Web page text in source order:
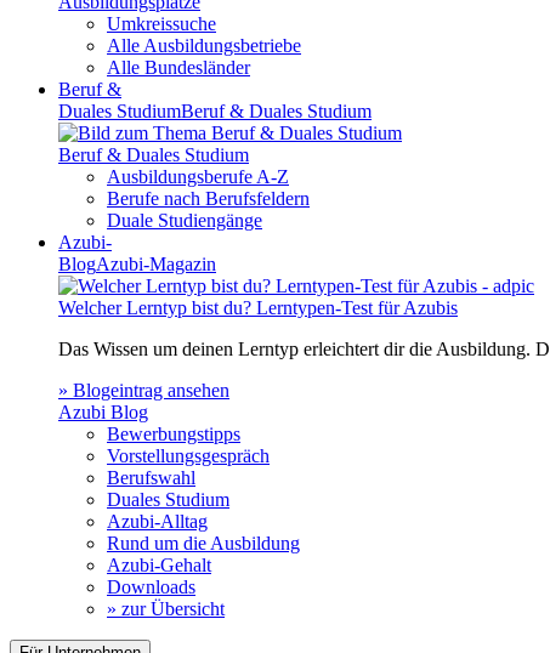
Umkreissuche
Alle Ausbildungsbetriebe
Alle Bundesländer
Beruf &
Duales StudiumBeruf & Duales Studium
Beruf & Duales Studium
Ausbildungsberufe A-Z
Berufe nach Berufsfeldern
Duale Studiengänge
Azubi-
BlogAzubi-Magazin
Welcher Lerntyp bist du? Lerntypen-Test für Azubis
Das Wissen um deinen Lerntyp erleichtert dir die Ausbildung.
» Blogeintrag ansehen
Azubi Blog
Bewerbungstipps
Vorstellungsgespräch
Berufswahl
Duales Studium
Azubi-Alltag
Rund um die Ausbildung
Azubi-Gehalt
Downloads
» zur Übersicht